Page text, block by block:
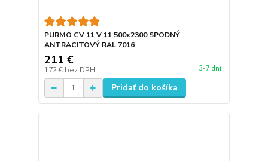
PURMO CV 11 V 11 500x2300 SPODNÝ
ANTRACITOVÝ RAL 7016
211 €
172 € bez DPH 3-7 dní
Pridať do košíka